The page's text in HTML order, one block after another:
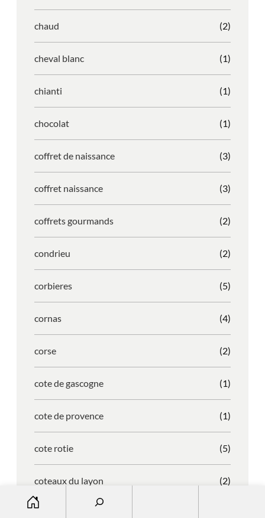
chaud (2)
cheval blanc (1)
chianti (1)
chocolat (1)
coffret de naissance (3)
coffret naissance (3)
coffrets gourmands (2)
condrieu (2)
corbieres (5)
cornas (4)
corse (2)
cote de gascogne (1)
cote de provence (1)
cote rotie (5)
coteaux du layon (2)